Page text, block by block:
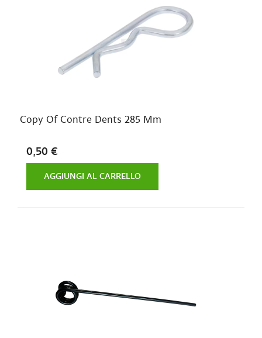
Copy Of Contre Dents 285 Mm
0,50 €
AGGIUNGI AL CARRELLO